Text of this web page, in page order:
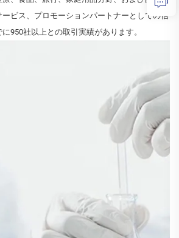
ビス、プロモーションパートナーとしての信
950社以上との取引実績があります。